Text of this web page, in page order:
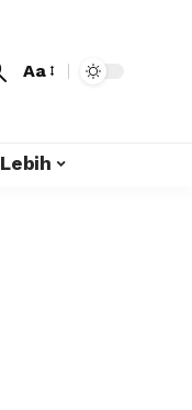
Aa
Lebih